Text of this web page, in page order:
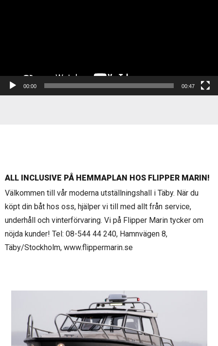
00:00 00:47
ALL INCLUSIVE PÅ HEMMAPLAN HOS FLIPPER MARIN!
Välkommen till vår moderna utställningshall i Täby. När du
köpt din båt hos oss, hjälper vi till med allt från service,
underhåll och vinterförvaring. Vi på Flipper Marin tycker om
nöjda kunder! Tel: 08-544 44 240, Hamnvägen 8,
Täby/Stockholm, www.flippermarin.se